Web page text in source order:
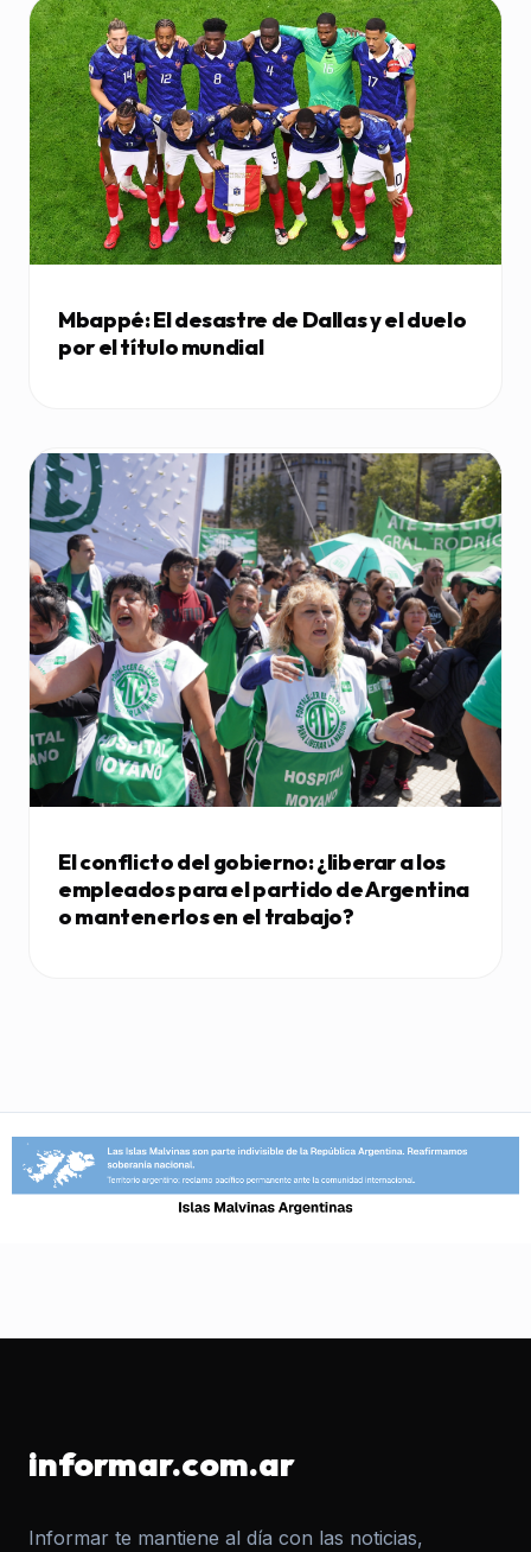
Mbappé: El desastre de Dallas y el duelo
por el título mundial
El conflicto del gobierno: ¿liberar a los
empleados para el partido de Argentina
o mantenerlos en el trabajo?
informar.com.ar
Informar te mantiene al día con las noticias,